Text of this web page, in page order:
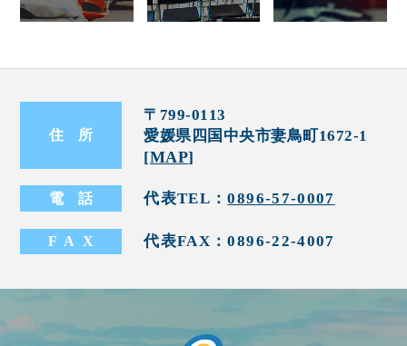
住 所
〒799-0113
愛媛県四国中央市妻鳥町1672-1
[MAP]
電話 代表TEL：0896-57-0007
FA X 代表FAX：0896-22-4007